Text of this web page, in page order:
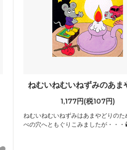
ねむいねむいねずみのあま
1,177円(税107円)
ねむいねむいねずみはあまやどりのた
べの穴へともぐりこみましたが・・・🕯️